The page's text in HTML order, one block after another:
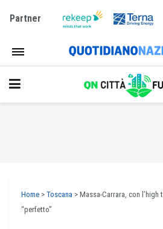
Partner
Home > Toscana > Massa-Carrara, con
“perfetto”